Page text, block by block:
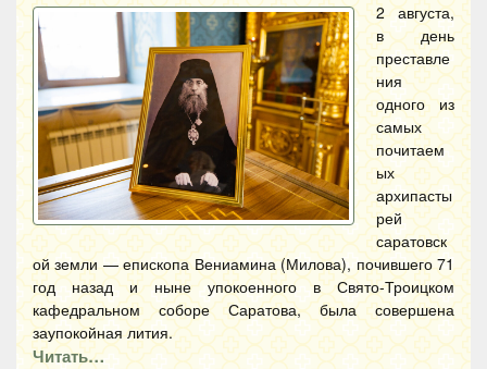
2 августа,
в день
преставле
ния
одного из
самых
почитаем
ых
архипасты
рей
саратовск
ой земли — епископа Вениамина (Милова), почившего 71
год назад и ныне упокоенного в Свято-Троицком
кафедральном соборе Саратова, была совершена
заупокойная лития.
Читать…